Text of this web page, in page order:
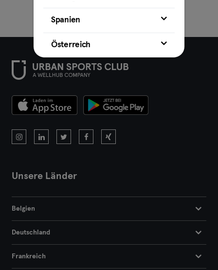
Bremen
Cottbus
Darmstadt
Dresden
Duisburg
Düsseldorf
Erfurt
Spanien
Österreich
Unsere Länder
Belgien
Deutschland
Frankreich